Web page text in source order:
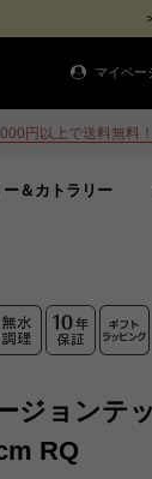
マイペー
円以上で送料無料！
＆カトラリー
ジョンテ
RQ